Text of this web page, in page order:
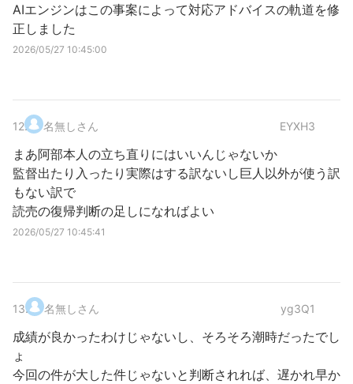
AIエンジンはこの事案によって対応アドバイスの軌道を修
正しました
2026/05/27 10:45:00
12. 名無しさん EYXH3
まあ阿部本人の立ち直りにはいいんじゃないか
監督出たり入ったり実際はする訳ないし巨人以外が使う訳
もない訳で
読売の復帰判断の足しになればよい
2026/05/27 10:45:41
13. 名無しさん yg3Q1
成績が良かったわけじゃないし、そろそろ潮時だったでし
ょ
今回の件が大した件じゃないと判断されれば、遅かれ早か